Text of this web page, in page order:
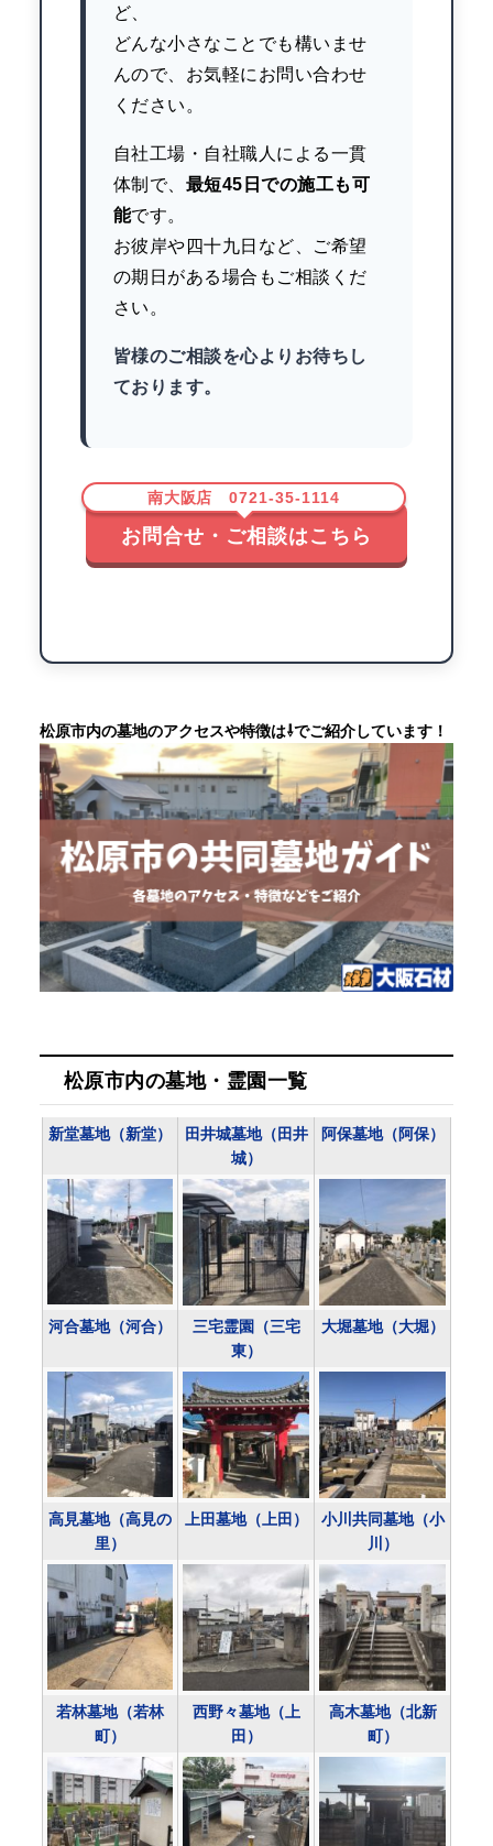
ど、
どんな小さなことでも構いませ
んので、お気軽にお問い合わせ
ください。
自社工場・自社職人による一貫
体制で、 最短45日での施工も可
能です。
お彼岸や四十九日など、ご希望
の期日がある場合もご相談くだ
さい。
皆様のご相談を心よりお待ちし
ております。
南大阪店 0721-35-1114
お問合せ・ご相談はこちら
松原市内の墓地のアクセスや特徴は⇩でご紹介しています！
松原市内の墓地・霊園一覧
新堂墓地（新堂）
田井城墓地（田井
城）
阿保墓地（阿保）
河合墓地（河合）
三宅霊園（三宅
東）
大堀墓地（大堀）
高見墓地（高見の
里）
上田墓地（上田）
小川共同墓地（小
川）
若林墓地（若林
町）
西野々墓地（上
田）
高木墓地（北新
町）